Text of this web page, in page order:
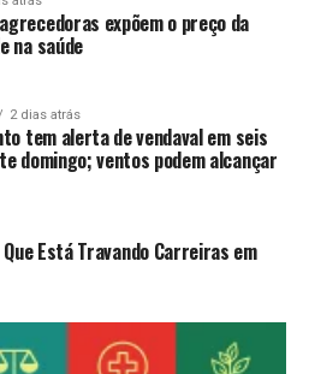
expõem o preço da
na saúde
2 dias atrás
tem alerta de vendaval em seis
domingo; ventos podem alcançar
Está Travando Carreiras em